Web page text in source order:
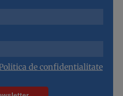
de confidentialitate